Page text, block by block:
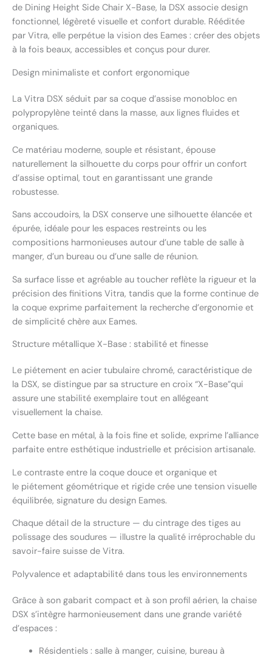
de Dining Height Side Chair X-Base, la DSX associe design
fonctionnel, légèreté visuelle et confort durable. Rééditée
par Vitra, elle perpétue la vision des Eames : créer des objets
à la fois beaux, accessibles et conçus pour durer.
Design minimaliste et confort ergonomique
La Vitra DSX séduit par sa coque d’assise monobloc en
polypropylène teinté dans la masse, aux lignes fluides et
organiques.
Ce matériau moderne, souple et résistant, épouse
naturellement la silhouette du corps pour offrir un confort
d’assise optimal, tout en garantissant une grande
robustesse.
Sans accoudoirs, la DSX conserve une silhouette élancée et
épurée, idéale pour les espaces restreints ou les
compositions harmonieuses autour d’une table de salle à
manger, d’un bureau ou d’une salle de réunion.
Sa surface lisse et agréable au toucher reflète la rigueur et la
précision des finitions Vitra, tandis que la forme continue de
la coque exprime parfaitement la recherche d’ergonomie et
de simplicité chère aux Eames.
Structure métallique X-Base : stabilité et finesse
Le piétement en acier tubulaire chromé, caractéristique de
la DSX, se distingue par sa structure en croix “X-Base”qui
assure une stabilité exemplaire tout en allégeant
visuellement la chaise.
Cette base en métal, à la fois fine et solide, exprime l’alliance
parfaite entre esthétique industrielle et précision artisanale.
Le contraste entre la coque douce et organique et
le piétement géométrique et rigide crée une tension visuelle
équilibrée, signature du design Eames.
Chaque détail de la structure — du cintrage des tiges au
polissage des soudures — illustre la qualité irréprochable du
savoir-faire suisse de Vitra.
Polyvalence et adaptabilité dans tous les environnements
Grâce à son gabarit compact et à son profil aérien, la chaise
DSX s’intègre harmonieusement dans une grande variété
d’espaces :
Résidentiels : salle à manger, cuisine, bureau à